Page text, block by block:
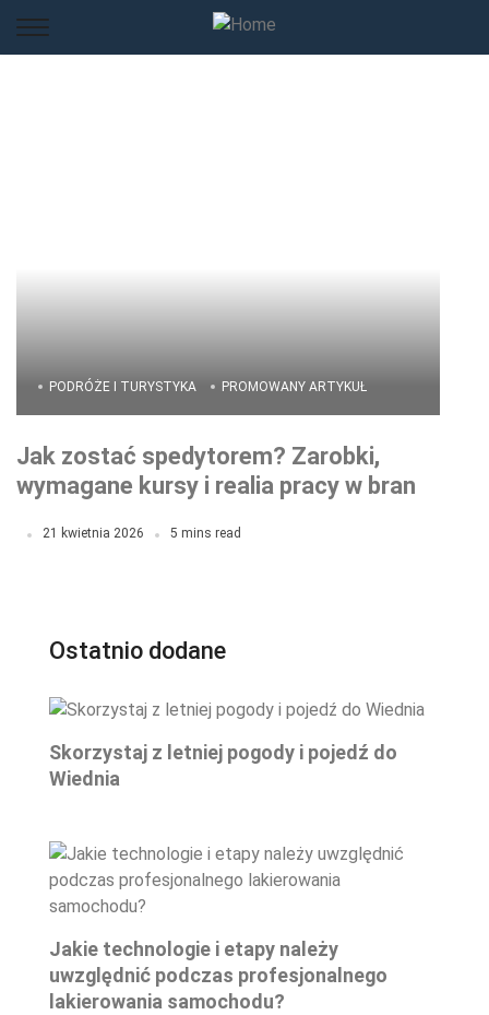
PODRÓŻE I TURYSTYKA PROMOWANY ARTYKUŁ
Jak zostać spedytorem? Zarobki,
wymagane kursy i realia pracy w branży
21 kwietnia 2026 5 mins read
Ostatnio dodane
Skorzystaj z letniej pogody i pojedź do
Wiednia
Jakie technologie i etapy należy
uwzględnić podczas profesjonalnego
lakierowania samochodu?